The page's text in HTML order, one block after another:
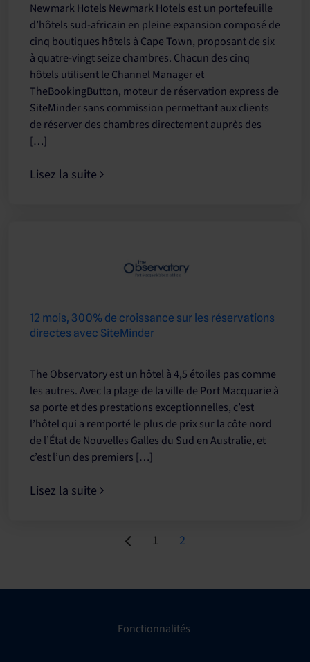
Newmark Hotels Newmark Hotels est un portefeuille
d’hôtels sud-africain en pleine expansion composé de
cinq boutiques hôtels à Cape Town, proposant de six
à quatre-vingt seize chambres. Chacun des cinq
hôtels utilisent le Channel Manager et
TheBookingButton, moteur de réservation express de
SiteMinder sans commission permettant aux clients
de réserver des chambres directement auprès des
[…]
Lisez la suite
12 mois, 300% de croissance sur les réservations
directes avec SiteMinder
The Observatory est un hôtel à 4,5 étoiles pas comme
les autres. Avec la plage de la ville de Port Macquarie à
sa porte et des prestations exceptionnelles, c’est
l’hôtel qui a remporté le plus de prix sur la côte nord
de l’État de Nouvelles Galles du Sud en Australie, et
c’est l’un des premiers […]
Lisez la suite
Page
1 Page
2
Fonctionnalités